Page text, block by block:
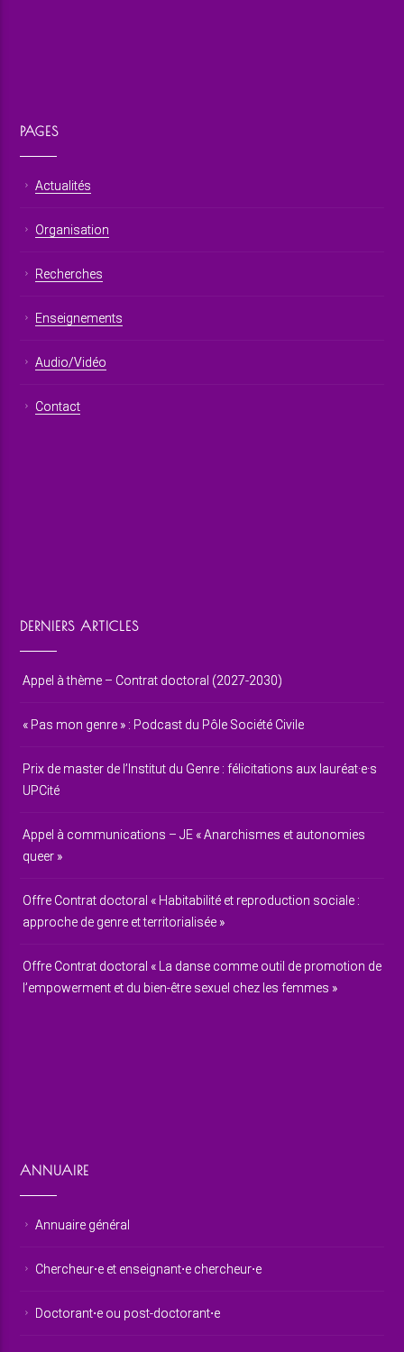
PAGES
Actualités
Organisation
Recherches
Enseignements
Audio/Vidéo
Contact
DERNIERS ARTICLES
Appel à thème – Contrat doctoral (2027-2030)
« Pas mon genre » : Podcast du Pôle Société Civile
Prix de master de l’Institut du Genre : félicitations aux lauréat·e·s
UPCité
Appel à communications – JE « Anarchismes et autonomies
queer »
Offre Contrat doctoral « Habitabilité et reproduction sociale :
approche de genre et territorialisée »
Offre Contrat doctoral « La danse comme outil de promotion de
l’empowerment et du bien-être sexuel chez les femmes »
ANNUAIRE
Annuaire général
Chercheur⋅e et enseignant⋅e chercheur⋅e
Doctorant⋅e ou post-doctorant⋅e